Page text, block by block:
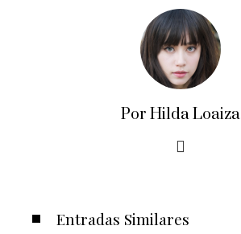
Por Hilda Loaiza
Entradas Similares